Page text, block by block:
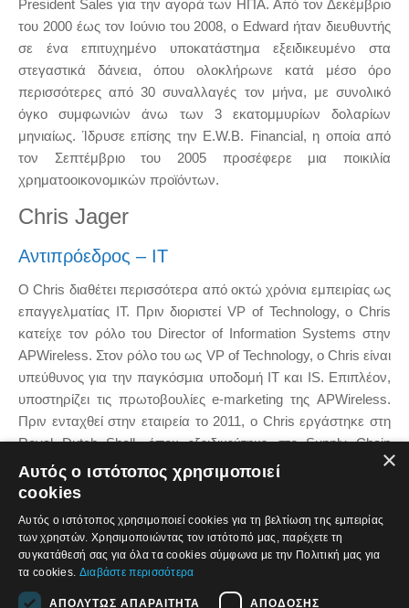
President Sales για την αγορά των ΗΠΑ. Από τον Δεκέμβριο
του 2000 έως τον Ιούνιο του 2008, ο Edward ήταν διευθυντής
σε ένα επιτυχημένο υποκατάστημα εξειδικευμένο στα
στεγαστικά δάνεια, όπου ολοκλήρωνε κατά μέσο όρο
περισσότερες από 30 συναλλαγές τον μήνα, με συνολικό
όγκο συμφωνιών άνω των 3 εκατομμυρίων δολαρίων
μηνιαίως. Ίδρυσε επίσης την E.W.B. Financial, η οποία από
τον Σεπτέμβριο του 2005 προσέφερε μια ποικιλία
χρηματοοικονομικών προϊόντων.
Chris Jager
Αντιπρόεδρος – IT
Ο Chris διαθέτει περισσότερα από οκτώ χρόνια εμπειρίας ως
επαγγελματίας IT. Πριν διοριστεί VP of Technology, ο Chris
κατείχε τον ρόλο του Director of Information Systems στην
APWireless. Στον ρόλο του ως VP of Technology, ο Chris είναι
υπεύθυνος για την παγκόσμια υποδομή IT και IS. Επιπλέον,
υποστηρίζει τις πρωτοβουλίες e-marketing της APWireless.
Πριν ενταχθεί στην εταιρεία το 2011, ο Chris εργάστηκε στη
Royal Dutch Shell, όπου εξειδικεύτηκε στο Supply Chain
Management. Απέκτησε το BS in Computer Science και το
MS in Information Science από το University of Twente.
×
Αυτός ο ιστότοπος χρησιμοποιεί
cookies
Αυτός ο ιστότοπος χρησιμοποιεί cookies για τη βελτίωση της εμπειρίας
των χρηστών. Χρησιμοποιώντας τον ιστότοπό μας, παρέχετε τη
συγκατάθεσή σας για όλα τα cookies σύμφωνα με την Πολιτική μας για
τα cookies. Διαβάστε περισσότερα
ΑΠΟΛΎΤΩΣ ΑΠΑΡΑΊΤΗΤΑ ΑΠΌΔΟΣΗΣ